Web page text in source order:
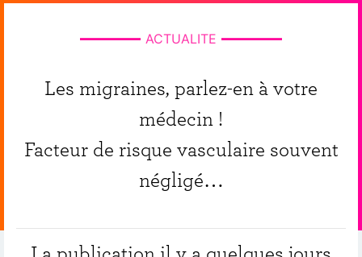
ACTUALITE
Les migraines, parlez-en à votre
médecin !
Facteur de risque vasculaire souvent
négligé…